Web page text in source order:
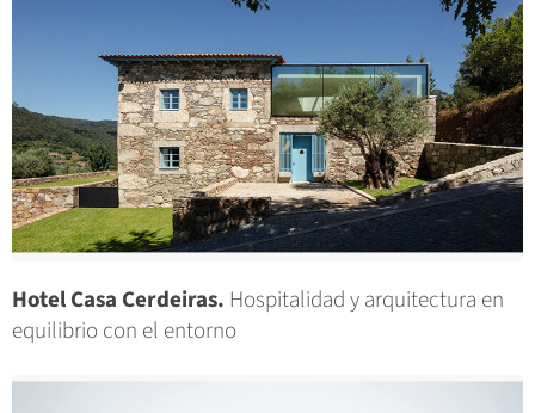
Hotel Casa Cerdeiras. Hospitalidad y arquitectura en
equilibrio con el entorno